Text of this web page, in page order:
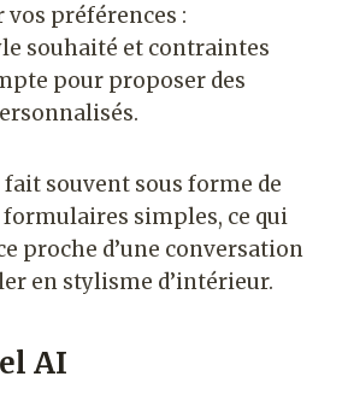
vos préférences :
souhaité et contraintes
pour proposer des
souvent sous forme de
formulaires simples, ce qui
proche d’une conversation
en stylisme d’intérieur.
AI